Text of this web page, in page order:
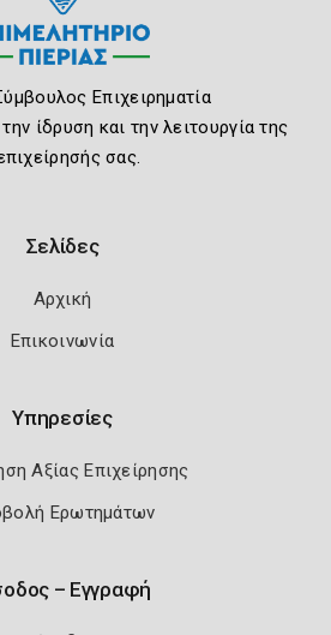
Επιχειρηματία
ίδρυση και την λειτουργία της
σας.
Σελίδες
Αρχική
Επικοινωνία
Υπηρεσίες
Αξίας Επιχείρησης
Ερωτημάτων
– Εγγραφή